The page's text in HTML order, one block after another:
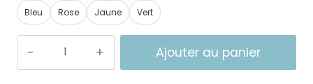
Bleu Rose Jaune Vert
Ajouter au panier